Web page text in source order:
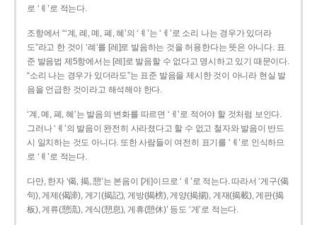
로 ‘ㅖ’로 적는다.
조항에서 “‘계, 례, 몌, 폐, 혜’의 ‘ㅖ’는 ‘ㅔ’로 소리 나는 경우가 있더라
도”라고 한 것이 ‘례’를 [레]로 발음하는 것을 허용한다는 뜻은 아니다. 표
준 발음법 제5항에서는 [레]로 발음할 수 없다고 명시하고 있기 때문이다.
“소리 나는 경우가 있더라도”는 표준 발음을 제시한 것이 아니라 현실 발
음을 언급한 것이라고 해석해야 한다.
‘계, 몌, 폐, 혜’는 발음의 변화를 따르면 ‘ㅔ’로 적어야 할 것처럼 보인다.
그러나 ‘ㅖ’의 발음이 완전히 사라졌다고 할 수 없고 철자와 발음이 반드
시 일치하는 것도 아니다. 또한 사람들이 여전히 표기를 ‘ㅖ’로 인식하므
로 ‘ㅖ’로 적는다.
다만, 한자 ‘偈, 揭, 憩’는 본음이 [게]이므로 ‘ㅔ’로 적는다. 따라서 ‘게구(偈
句), 게제(偈諦), 게기(揭記), 게방(揭榜), 게양(揭揚), 게재(揭載), 게판(揭
板), 게류(憩流), 게식(憩息), 게휴(憩休)’ 등도 ‘게’로 적는다.